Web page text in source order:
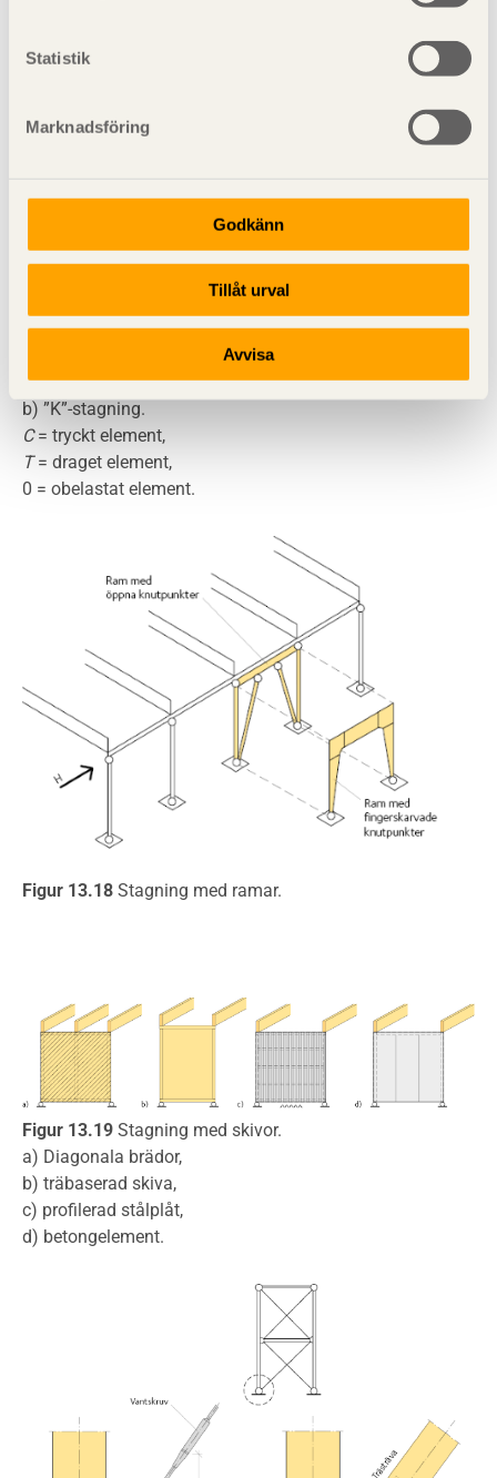
Statistik
Marknadsföring
Godkänn
Tillåt urval
Avvisa
Stagning med trästrävor.
a) Diagonalstagning,
b) ”K”-stagning.
C= tryckt element,
T= draget element,
0 = obelastat element.
Figur 13.18 Stagning med ramar.
Figur 13.19 Stagning med skivor.
a) Diagonala brädor,
b) träbaserad skiva,
c) profilerad stålplåt,
d) betongelement.